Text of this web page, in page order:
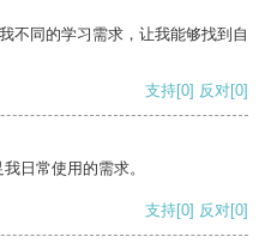
不同的学习需求，让我能够找到自
支持[0] 反对[0]
日常使用的需求。
支持[0] 反对[0]